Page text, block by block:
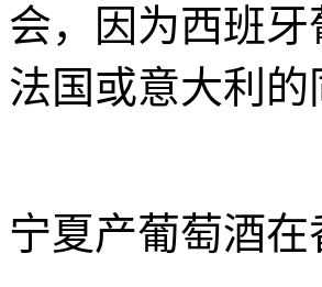
会，因为西班
法国或意大利
宁夏产葡萄酒